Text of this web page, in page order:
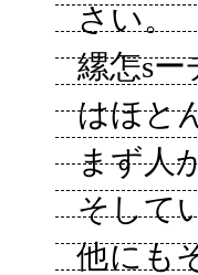
さい。
縲怎s
はほと
まず人
そして
他にも